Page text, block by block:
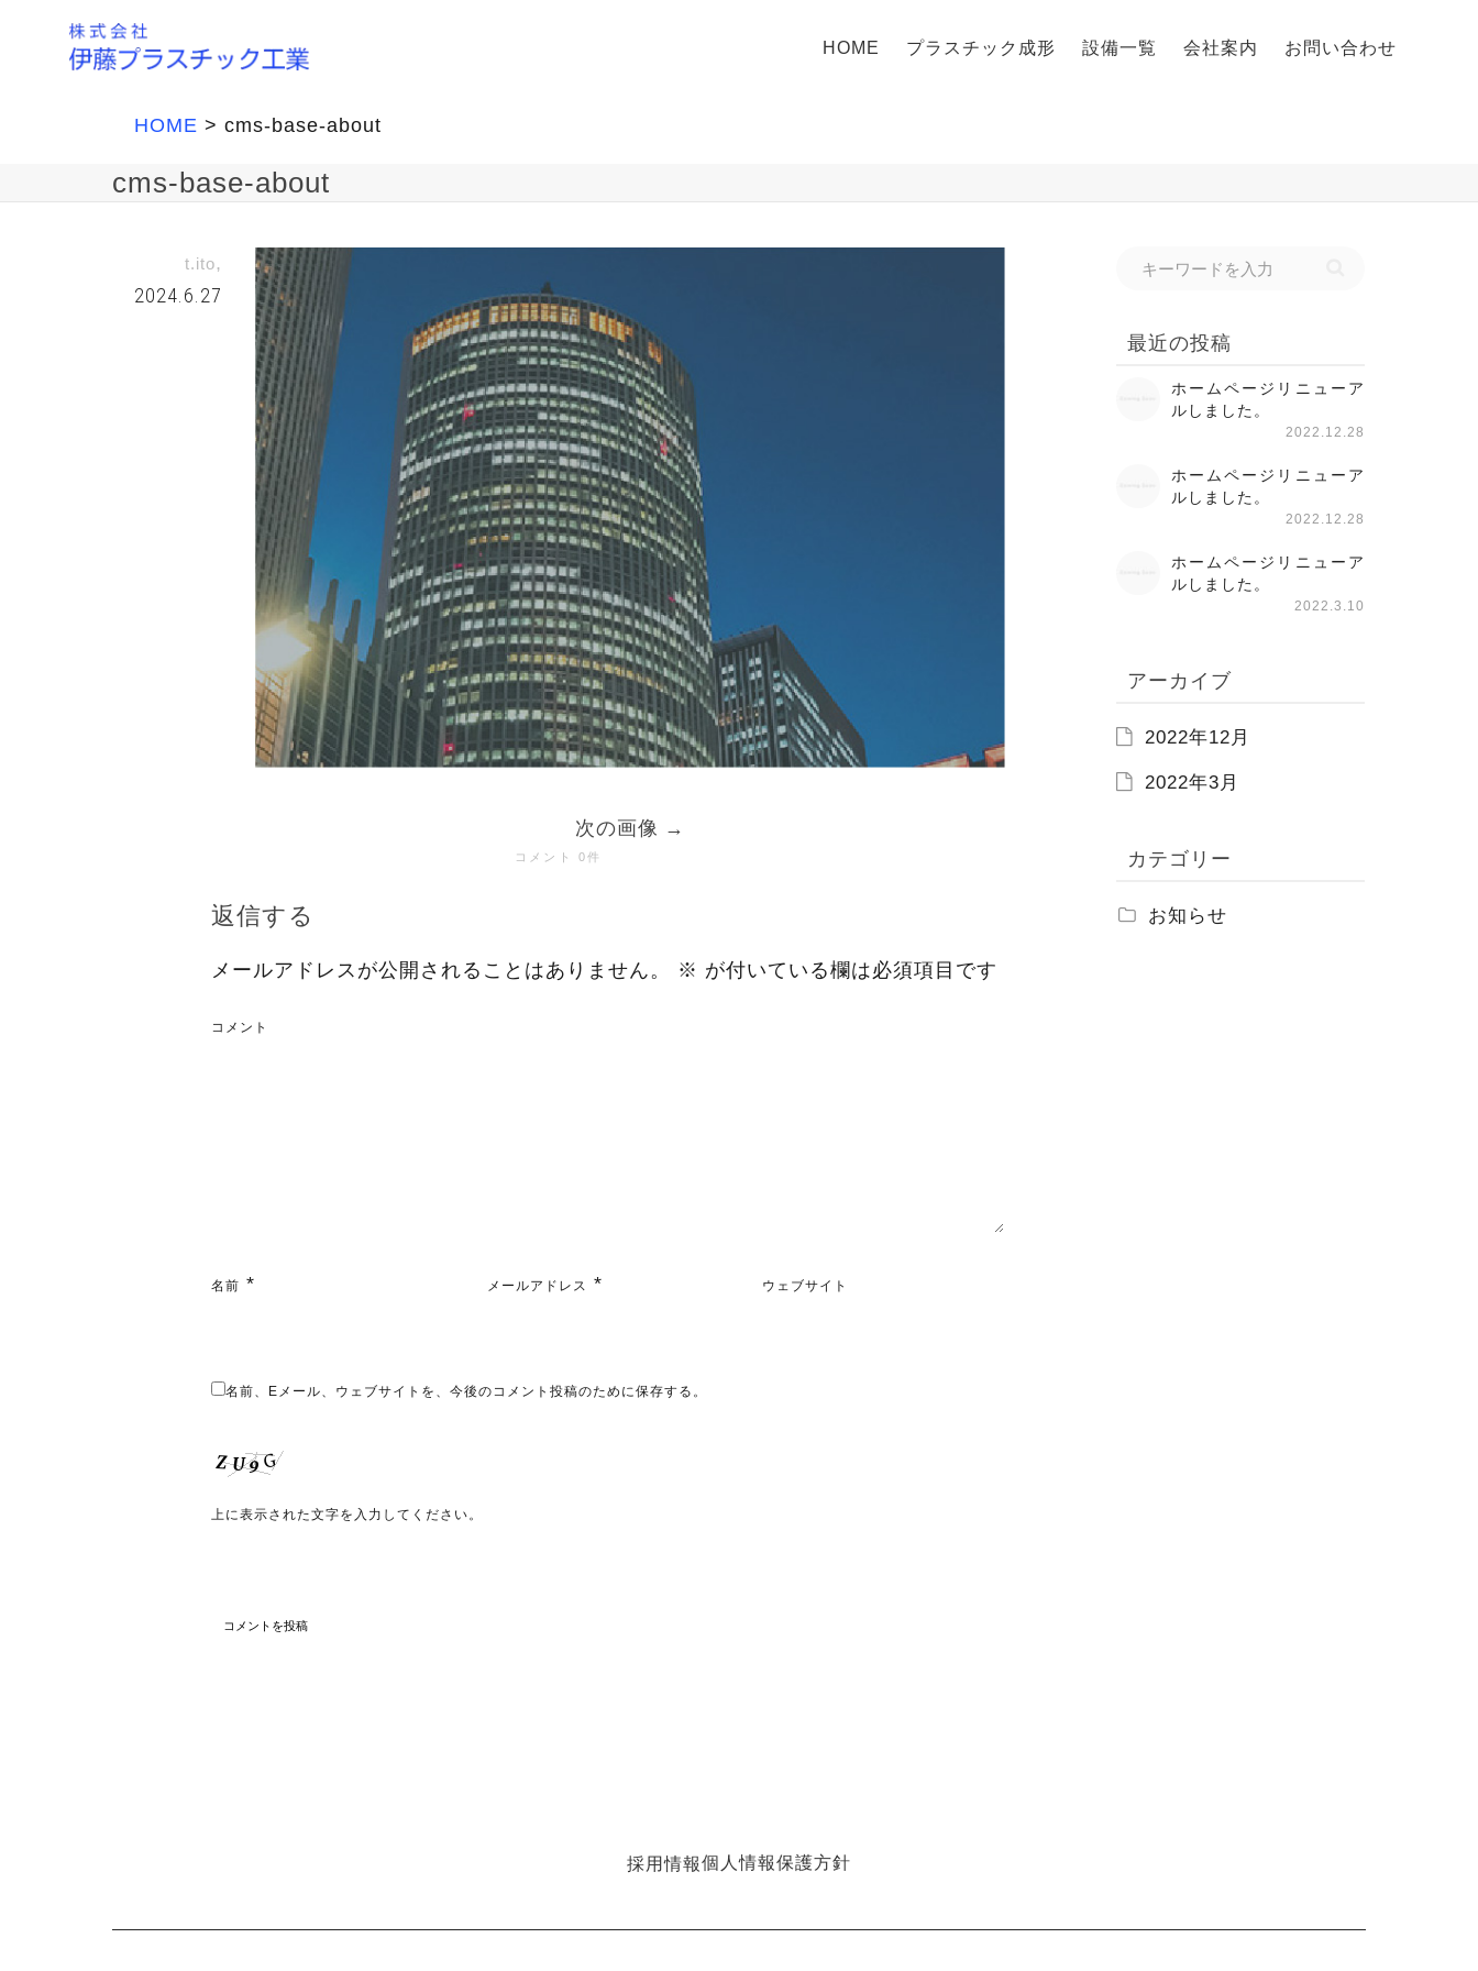
HOME プラスチック成形 設備一覧 会社案内 お問い合わせ
HOME > cms-base-about
cms-base-about
t.ito,
2024.6.27
次の画像
コメント 0件
返信する
メールアドレスが公開されることはありません。 ※ が付いている欄は必須項目です
コメント
名前 * メールアドレス * ウェブサイト
名前、Eメール、ウェブサイトを、今後のコメント投稿のために保存する。
上に表示された文字を入力してください。
最近の投稿
ホームページリニューア
ルしました。
2022.12.28
ホームページリニューア
ルしました。
2022.12.28
ホームページリニューア
ルしました。
2022.3.10
アーカイブ
2022年12月
2022年3月
カテゴリー
お知らせ
採用情報個人情報保護方針